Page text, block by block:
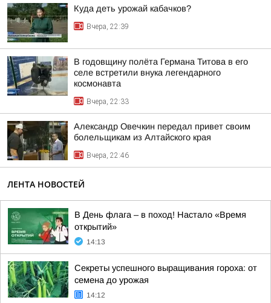
Куда деть урожай кабачков?
Вчера, 22:39
В годовщину полёта Германа Титова в его
селе встретили внука легендарного
космонавта
Вчера, 22:33
Александр Овечкин передал привет своим
болельщикам из Алтайского края
Вчера, 22:46
ЛЕНТА НОВОСТЕЙ
В День флага – в поход! Настало «Время
открытий»
14:13
Секреты успешного выращивания гороха: от
семена до урожая
14:12